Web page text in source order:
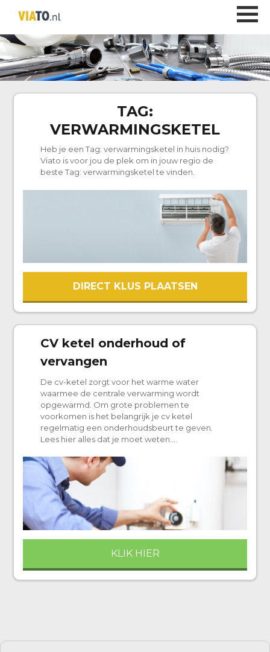
TAG:
VERWARMINGSKETEL
Heb je een Tag: verwarmingsketel in huis nodig?
Viato is voor jou de plek om in jouw regio de
beste Tag: verwarmingsketel te vinden.
DIRECT KLUS PLAATSEN
CV ketel onderhoud of
vervangen
De cv-ketel zorgt voor het warme water
waarmee de centrale verwarming wordt
opgewarmd. Om grote problemen te
voorkomen is het belangrijk je cv ketel
regelmatig een onderhoudsbeurt te geven.
Lees hier alles dat je moet weten….
KLIK HIER